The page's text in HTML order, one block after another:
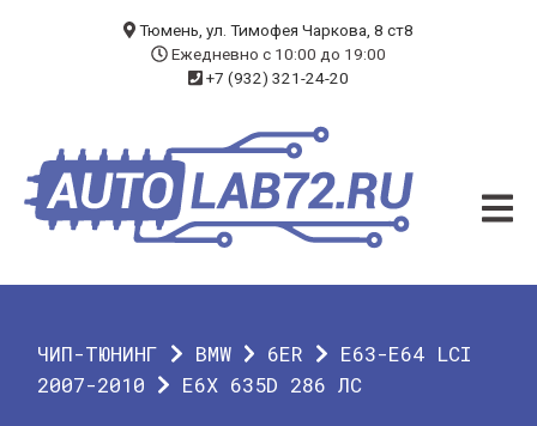
ЧИП-ТЮНИНГ
ДИАГНОСТИКА
О КОМПАНИИ
Тюмень, ул. Тимофея Чаркова, 8 ст8
Ежедневно с 10:00 до 19:00
+7 (932) 321-24-20
ЧИП-ТЮНИНГ BMW 6ER
E63-E64 LCI
2007-2010
E6X 635D 286 ЛС